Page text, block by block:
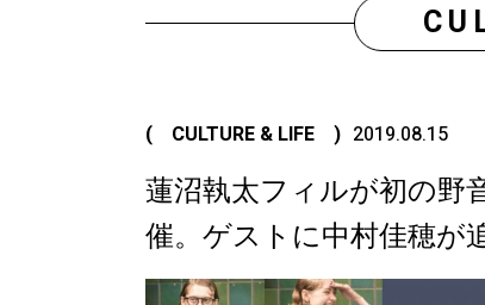
( CULTURE & LIFE ) 2019.08.15
蓮沼執太フィルが初の野
催。ゲストに中村佳穂が